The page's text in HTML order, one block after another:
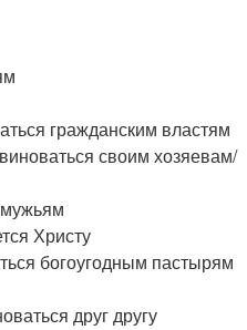
гражданским властям
своим хозяевам/
Христу
богоугодным пастырям
друг другу